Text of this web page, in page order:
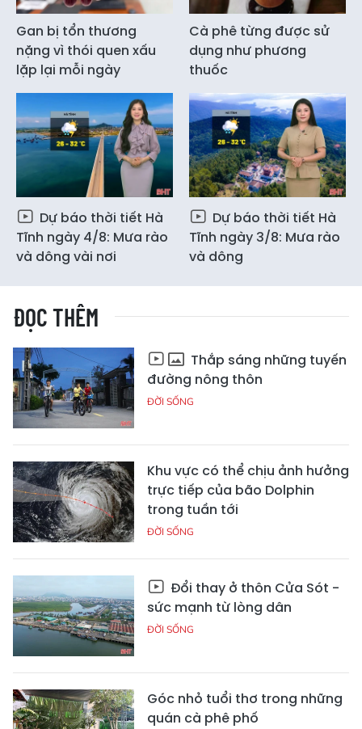
Gan bị tổn thương
nặng vì thói quen xấu
lặp lại mỗi ngày
Cà phê từng được sử
dụng như phương
thuốc
Dự báo thời tiết Hà
Tĩnh ngày 4/8: Mưa rào
và dông vài nơi
Dự báo thời tiết Hà
Tĩnh ngày 3/8: Mưa rào
và dông
ĐỌC THÊM
Thắp sáng những tuyến
đường nông thôn
ĐỜI SỐNG
Khu vực có thể chịu ảnh hưởng
trực tiếp của bão Dolphin
trong tuần tới
ĐỜI SỐNG
Đổi thay ở thôn Cửa Sót -
sức mạnh từ lòng dân
ĐỜI SỐNG
Góc nhỏ tuổi thơ trong những
quán cà phê phố